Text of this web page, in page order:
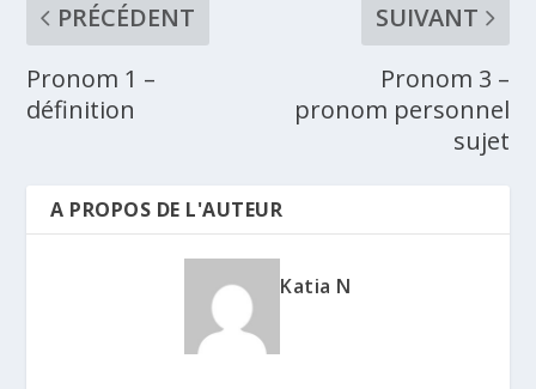
PRÉCÉDENT
Pronom 1 –
définition
SUIVANT
Pronom 3 –
pronom personnel
sujet
A PROPOS DE L'AUTEUR
Katia N